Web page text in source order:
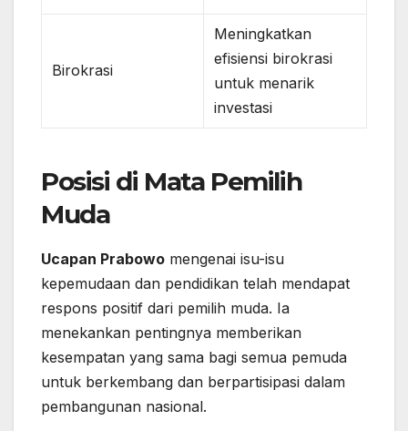
Birokrasi
Meningkatkan
efisiensi birokrasi
untuk menarik
investasi
Posisi di Mata Pemilih
Muda
Ucapan Prabowo mengenai isu-isu
kepemudaan dan pendidikan telah mendapat
respons positif dari pemilih muda. Ia
menekankan pentingnya memberikan
kesempatan yang sama bagi semua pemuda
untuk berkembang dan berpartisipasi dalam
pembangunan nasional.